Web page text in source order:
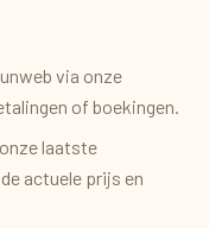
via onze
of boekingen.
laatste
actuele prijs en